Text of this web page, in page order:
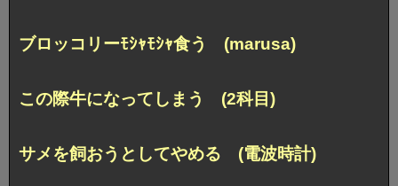
ブロッコリーﾓｼｬﾓｼｬ食う (marusa)
この際牛になってしまう (2科目)
サメを飼おうとしてやめる (電波時計)